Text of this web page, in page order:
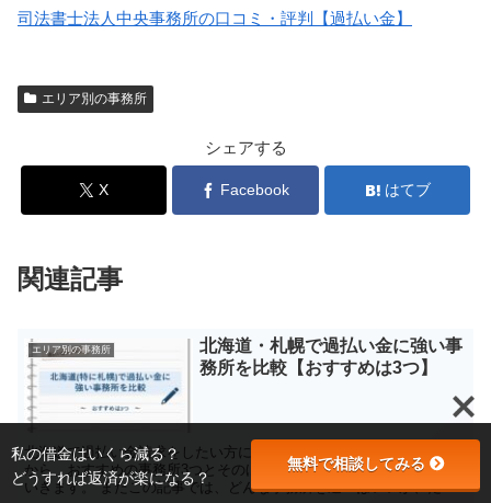
司法書士法人中央事務所の口コミ・評判【過払い金】
エリア別の事務所
シェアする
X Facebook はてブ
関連記事
エリア別の事務所
北海道・札幌で過払い金に強い事
務所を比較【おすすめは3つ】
北海道で過払い金請求をしたい方に向けて、たくさんある事務所の中
から、おすすめの事務所3つとそのほかの厳選した事務所を紹介して
いきます。 またこの記事では、どんな事務所を選べばいいか、たく
私の借金はいくら減る？
どうすれば返済が楽になる？
無料で相談してみる